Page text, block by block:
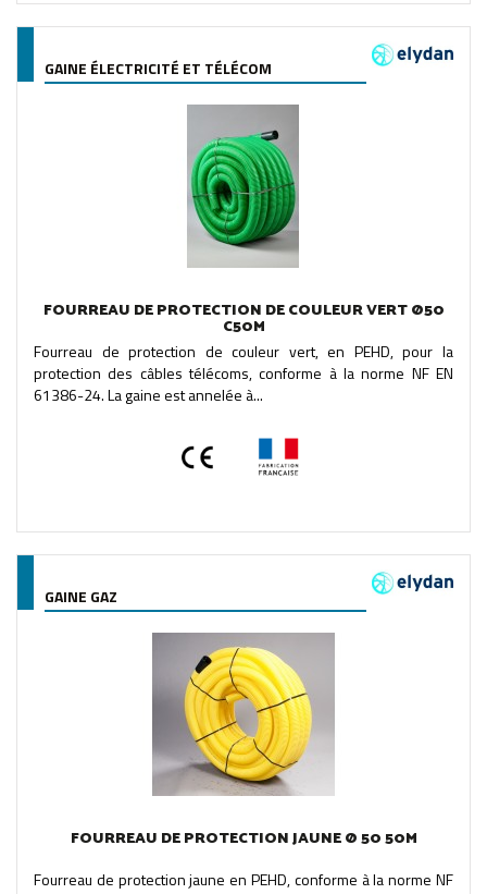
GAINE ÉLECTRICITÉ ET TÉLÉCOM
FOURREAU DE PROTECTION DE COULEUR VERT Ø50
C50M
Fourreau de protection de couleur vert, en PEHD, pour la
protection des câbles télécoms, conforme à la norme NF EN
61386-24. La gaine est annelée à...
GAINE GAZ
FOURREAU DE PROTECTION JAUNE Ø 50 50M
Fourreau de protection jaune en PEHD, conforme à la norme NF